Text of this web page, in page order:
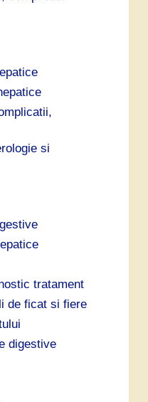
si
tratament
de ficat si fiere
digestive